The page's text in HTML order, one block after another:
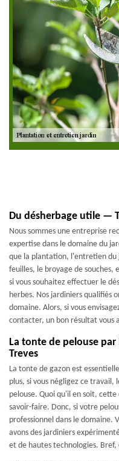
Du désherbage utile —
Nous sommes une entreprise
expertise dans le domaine du
que la plantation, l'entretien
feuilles, le broyage de souches,
si vous souhaitez effectuer le
herbes. Nos jardiniers qualifiés
domaine. Alors, si vous
contacter, un bon résultat vous
La tonte de pelouse par
Treves
La tonte de gazon est
plus, si vous négligez ce
pelouse. Quoi qu'il en soit,
savoir-faire. Donc, si votre
professionnel dans le domaine.
avons des jardiniers
et de hautes technologies. Bref,